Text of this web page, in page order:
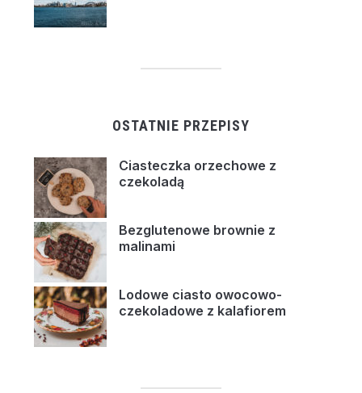
OSTATNIE PRZEPISY
Ciasteczka orzechowe z
czekoladą
Bezglutenowe brownie z
malinami
Lodowe ciasto owocowo-
czekoladowe z kalafiorem